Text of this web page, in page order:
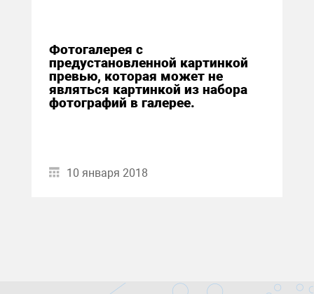
Фотогалерея с
предустановленной картинкой
превью, которая может не
являться картинкой из набора
фотографий в галерее.
10 января 2018